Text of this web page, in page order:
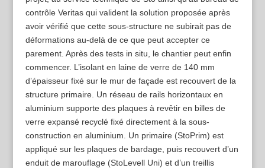
contrôle Veritas qui valident la solution proposée après
avoir vérifié que cette sous-structure ne subirait pas de
déformations au-delà de ce que peut accepter ce
parement. Après des tests in situ, le chantier peut enfin
commencer. L’isolant en laine de verre de 140 mm
d’épaisseur fixé sur le mur de façade est recouvert de la
structure primaire. Un réseau de rails horizontaux en
aluminium supporte des plaques à revêtir en billes de
verre expansé recyclé fixé directement à la sous-
construction en aluminium. Un primaire (StoPrim) est
appliqué sur les plaques de bardage, puis recouvert d’un
enduit de marouflage (StoLevell Uni) et d’un treillis